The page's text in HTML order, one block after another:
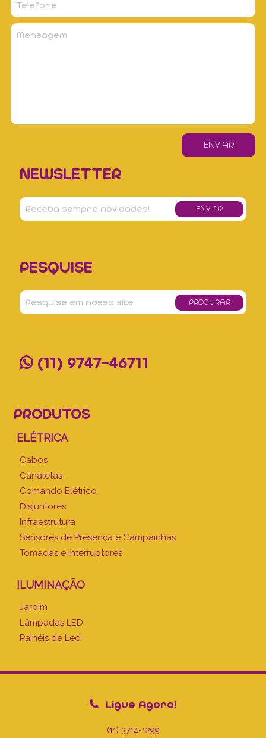
NEWSLETTER
PESQUISE
(11) 9747-46711
PRODUTOS
ELÉTRICA
Cabos
Canaletas
Comando Elétrico
Disjuntores
Infraestrutura
Sensores de Presença e Campainhas
Tomadas e Interruptores
ILUMINAÇÃO
Jardim
Lâmpadas LED
Painéis de Led
Ligue Agora!
(11) 3714-1299